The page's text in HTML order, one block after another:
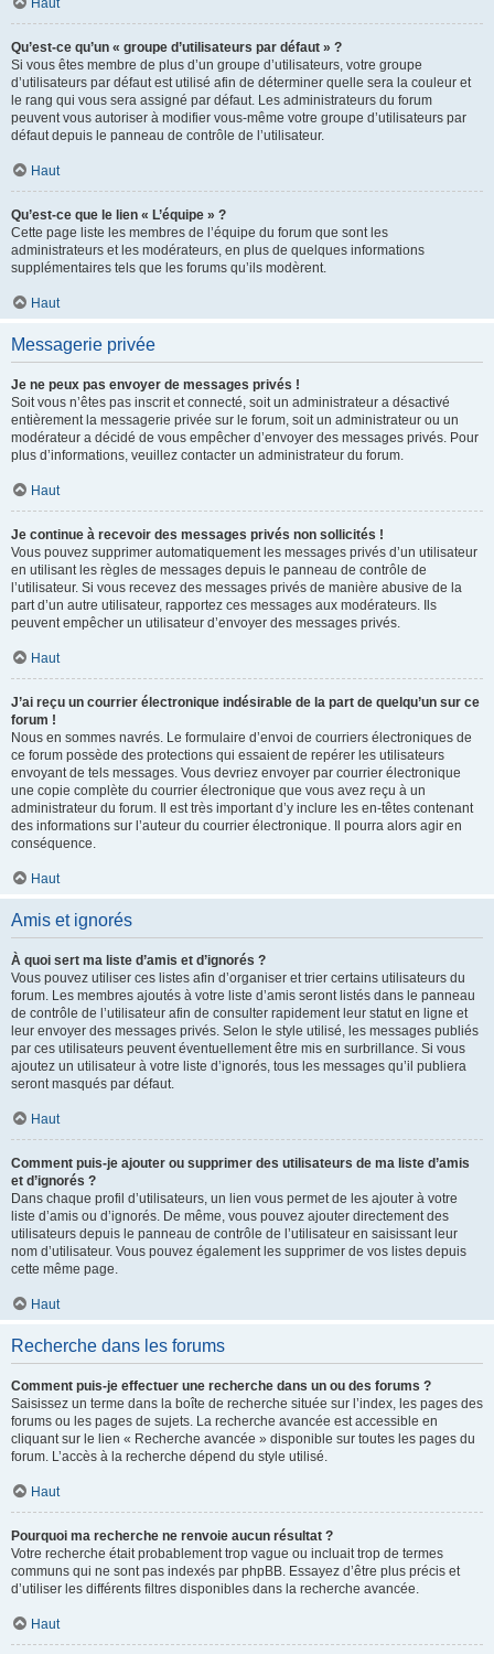
Haut
Qu’est-ce qu’un « groupe d’utilisateurs par défaut » ?
Si vous êtes membre de plus d’un groupe d’utilisateurs, votre groupe
d’utilisateurs par défaut est utilisé afin de déterminer quelle sera la couleur et
le rang qui vous sera assigné par défaut. Les administrateurs du forum
peuvent vous autoriser à modifier vous-même votre groupe d’utilisateurs par
défaut depuis le panneau de contrôle de l’utilisateur.
Haut
Qu’est-ce que le lien « L’équipe » ?
Cette page liste les membres de l’équipe du forum que sont les
administrateurs et les modérateurs, en plus de quelques informations
supplémentaires tels que les forums qu’ils modèrent.
Haut
Messagerie privée
Je ne peux pas envoyer de messages privés !
Soit vous n’êtes pas inscrit et connecté, soit un administrateur a désactivé
entièrement la messagerie privée sur le forum, soit un administrateur ou un
modérateur a décidé de vous empêcher d’envoyer des messages privés. Pour
plus d’informations, veuillez contacter un administrateur du forum.
Haut
Je continue à recevoir des messages privés non sollicités !
Vous pouvez supprimer automatiquement les messages privés d’un utilisateur
en utilisant les règles de messages depuis le panneau de contrôle de
l’utilisateur. Si vous recevez des messages privés de manière abusive de la
part d’un autre utilisateur, rapportez ces messages aux modérateurs. Ils
peuvent empêcher un utilisateur d’envoyer des messages privés.
Haut
J’ai reçu un courrier électronique indésirable de la part de quelqu’un sur ce
forum !
Nous en sommes navrés. Le formulaire d’envoi de courriers électroniques de
ce forum possède des protections qui essaient de repérer les utilisateurs
envoyant de tels messages. Vous devriez envoyer par courrier électronique
une copie complète du courrier électronique que vous avez reçu à un
administrateur du forum. Il est très important d’y inclure les en-têtes contenant
des informations sur l’auteur du courrier électronique. Il pourra alors agir en
conséquence.
Haut
Amis et ignorés
À quoi sert ma liste d’amis et d’ignorés ?
Vous pouvez utiliser ces listes afin d’organiser et trier certains utilisateurs du
forum. Les membres ajoutés à votre liste d’amis seront listés dans le panneau
de contrôle de l’utilisateur afin de consulter rapidement leur statut en ligne et
leur envoyer des messages privés. Selon le style utilisé, les messages publiés
par ces utilisateurs peuvent éventuellement être mis en surbrillance. Si vous
ajoutez un utilisateur à votre liste d’ignorés, tous les messages qu’il publiera
seront masqués par défaut.
Haut
Comment puis-je ajouter ou supprimer des utilisateurs de ma liste d’amis
et d’ignorés ?
Dans chaque profil d’utilisateurs, un lien vous permet de les ajouter à votre
liste d’amis ou d’ignorés. De même, vous pouvez ajouter directement des
utilisateurs depuis le panneau de contrôle de l’utilisateur en saisissant leur
nom d’utilisateur. Vous pouvez également les supprimer de vos listes depuis
cette même page.
Haut
Recherche dans les forums
Comment puis-je effectuer une recherche dans un ou des forums ?
Saisissez un terme dans la boîte de recherche située sur l’index, les pages des
forums ou les pages de sujets. La recherche avancée est accessible en
cliquant sur le lien « Recherche avancée » disponible sur toutes les pages du
forum. L’accès à la recherche dépend du style utilisé.
Haut
Pourquoi ma recherche ne renvoie aucun résultat ?
Votre recherche était probablement trop vague ou incluait trop de termes
communs qui ne sont pas indexés par phpBB. Essayez d’être plus précis et
d’utiliser les différents filtres disponibles dans la recherche avancée.
Haut